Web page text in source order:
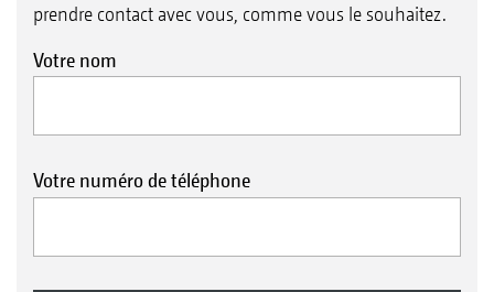
prendre contact avec vous, comme vous le souhaitez.
Votre nom
Votre numéro de téléphone